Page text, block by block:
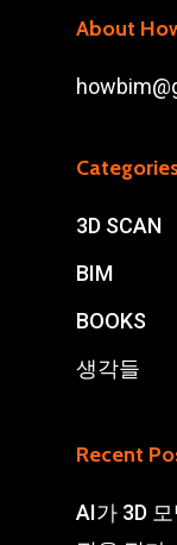
About
3D SCAN
BIM
BOOKS
생각들
Recent
AI가 3D